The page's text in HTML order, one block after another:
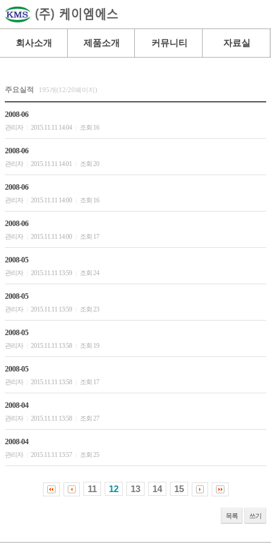
회사소개 제품소개 커뮤니티 자료실
주요실적 195개(12/20페이지)
2008-06
관리자 2015.11.11 14:04 조회 16
2008-06
관리자 2015.11.11 14:01 조회 20
2008-06
관리자 2015.11.11 14:00 조회 16
2008-06
관리자 2015.11.11 14:00 조회 17
2008-05
관리자 2015.11.11 13:59 조회 24
2008-05
관리자 2015.11.11 13:59 조회 23
2008-05
관리자 2015.11.11 13:58 조회 19
2008-05
관리자 2015.11.11 13:58 조회 17
2008-04
관리자 2015.11.11 13:58 조회 27
2008-04
관리자 2015.11.11 13:57 조회 25
11 12 13 14 15
목록 쓰기